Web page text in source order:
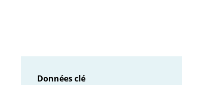
Données clé